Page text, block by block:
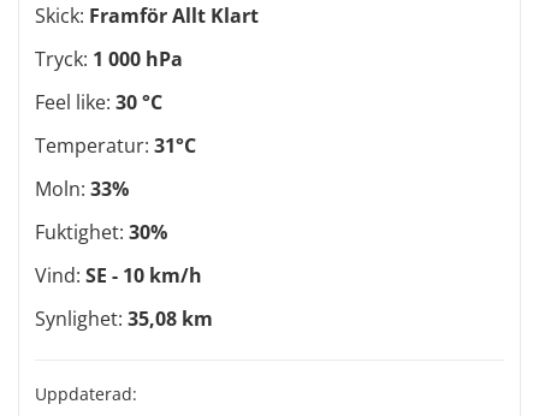
Skick: Framför Allt Klart
Tryck: 1 000 hPa
Feel like: 30 °C
Temperatur: 31°C
Moln: 33%
Fuktighet: 30%
Vind: SE - 10 km/h
Synlighet: 35,08 km
Uppdaterad: